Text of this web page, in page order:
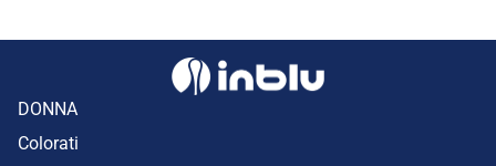
DONNA
Colorati